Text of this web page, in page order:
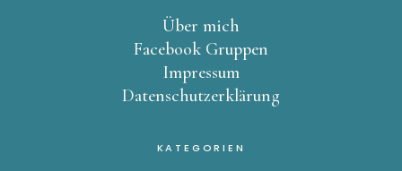
Über mich
Facebook Gruppen
Impressum
Datenschutzerklärung
KATEGORIEN